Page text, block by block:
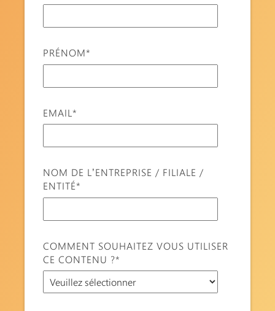
PRÉNOM*
EMAIL *
NOM DE L’ENTREPRISE / FILIALE /
ENTITÉ*
COMMENT SOUHAITEZ VOUS UTILISER
CE CONTENU ?*